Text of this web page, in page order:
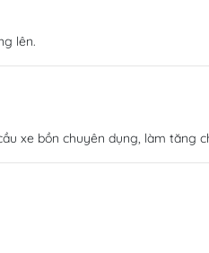
lên.
xe bồn chuyên dụng, làm tăng